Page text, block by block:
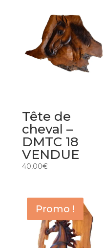
Tête de
cheval –
DMTC 18
VENDUE
40,00€
Promo !